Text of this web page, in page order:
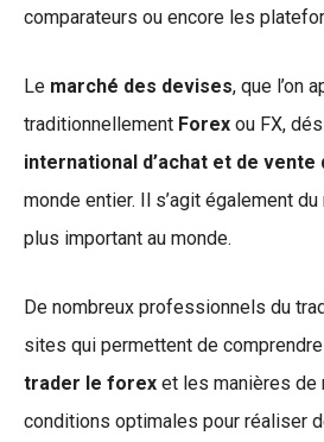
comparateurs ou encore les
Le marché des devises, que l’on
traditionnellement Forex ou FX,
international d’achat et de vente
monde entier. Il s’agit également
plus important au monde.
De nombreux professionnels du
sites qui permettent de
trader le forex et les manières de
conditions optimales pour réaliser